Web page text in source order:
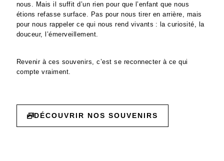
nous. Mais il suffit d’un rien pour que l’enfant que nous
étions refasse surface. Pas pour nous tirer en arrière, mais
pour nous rappeler ce qui nous rend vivants : la curiosité, la
douceur, l’émerveillement.
Revenir à ces souvenirs, c’est se reconnecter à ce qui
compte vraiment.
DÉCOUVRIR NOS SOUVENIRS